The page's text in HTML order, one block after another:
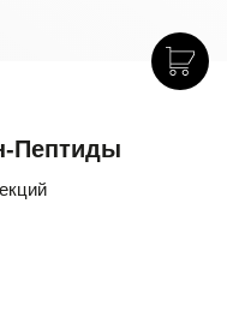
Пептиды